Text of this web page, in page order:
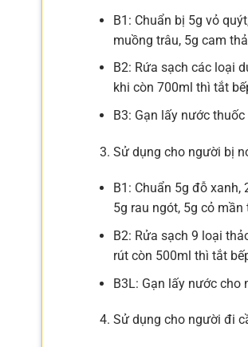
B1: Chuẩn bị 5g vỏ
muồng trâu, 5g cam
B2: Rứa sạch các loại
khi còn 700ml thì tắt
B3: Gạn lấy nước
Sử dụng cho người bị
B1: Chuẩn 5g đỗ xanh,
5g rau ngót, 5g cỏ
B2: Rửa sạch 9 loại
rút còn 500ml thì tắt
B3L: Gạn lấy nước cho
Sử dụng cho người đi